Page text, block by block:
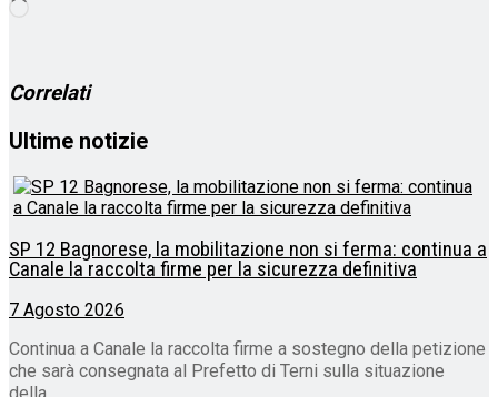
Correlati
Ultime notizie
SP 12 Bagnorese, la mobilitazione non si ferma: continua a
Canale la raccolta firme per la sicurezza definitiva
7 Agosto 2026
Continua a Canale la raccolta firme a sostegno della petizione
che sarà consegnata al Prefetto di Terni sulla situazione